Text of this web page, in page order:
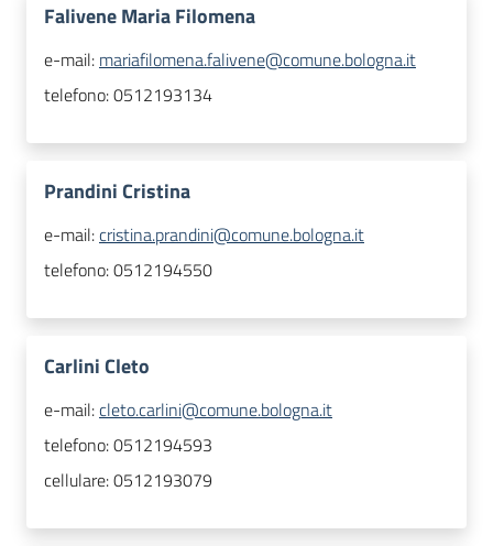
Falivene Maria Filomena
e-mail: mariafilomena.falivene@comune.bologna.it
telefono:0512193134
Prandini Cristina
e-mail:cristina.prandini@comune.bologna.it
telefono:0512194550
Carlini Cleto
e-mail:cleto.carlini@comune.bologna.it
telefono:0512194593
cellulare:0512193079